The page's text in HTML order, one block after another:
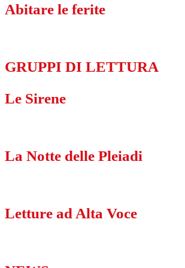
Abitare le ferite
GRUPPI DI LETTURA
Le Sirene
La Notte delle Pleiadi
Letture ad Alta Voce